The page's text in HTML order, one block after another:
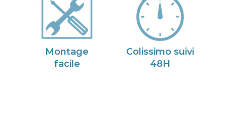
Montage
facile
Colissimo suivi
48H